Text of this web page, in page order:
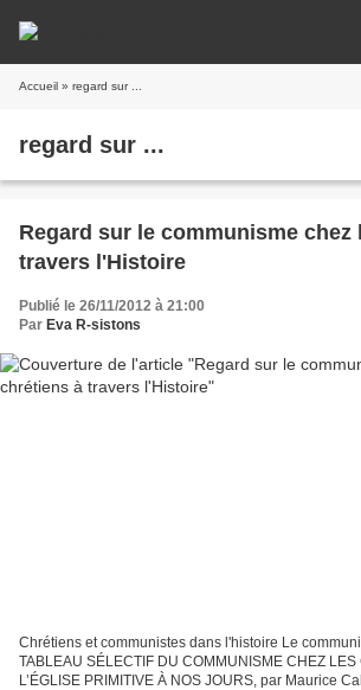
Accueil » regard sur ...
regard sur ...
Regard sur le communisme chez
travers l'Histoire
Publié le 26/11/2012 à 21:00
Par Eva R-sistons
Chrétiens et communistes dans l'histoire Le
TABLEAU SÉLECTIF DU COMMUNISME CHEZ
L’ÉGLISE PRIMITIVE À NOS JOURS, par Maurice